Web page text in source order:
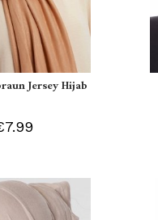
Jersey Hijab